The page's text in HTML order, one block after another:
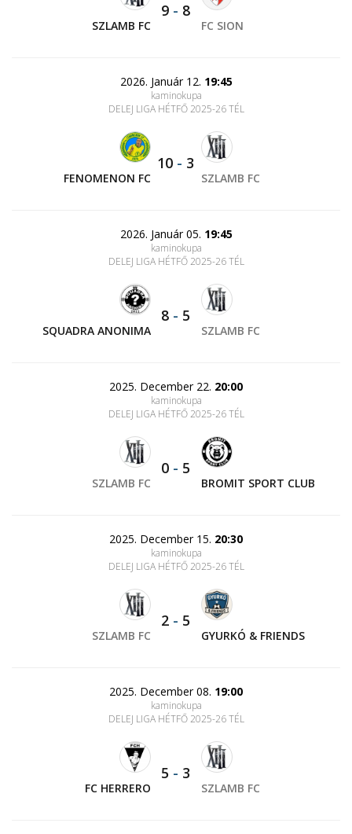
SZLAMB FC
9 - 8
FC SION
2026. Január 12. 19:45
kaminokupa
DELEJ LIGA HÉTFŐ 2025-26 TÉL
FENOMENON FC
10 - 3
SZLAMB FC
2026. Január 05. 19:45
kaminokupa
DELEJ LIGA HÉTFŐ 2025-26 TÉL
SQUADRA ANONIMA
8 - 5
SZLAMB FC
2025. December 22. 20:00
kaminokupa
DELEJ LIGA HÉTFŐ 2025-26 TÉL
SZLAMB FC
0 - 5
BROMIT SPORT CLUB
2025. December 15. 20:30
kaminokupa
DELEJ LIGA HÉTFŐ 2025-26 TÉL
SZLAMB FC
2 - 5
GYURKÓ & FRIENDS
2025. December 08. 19:00
kaminokupa
DELEJ LIGA HÉTFŐ 2025-26 TÉL
FC HERRERO
5 - 3
SZLAMB FC